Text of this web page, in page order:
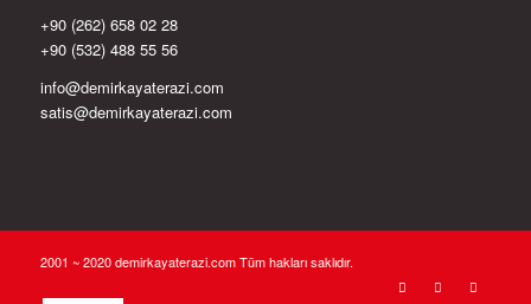
+90 (262) 658 02 28
+90 (532) 488 55 56
info@demirkayaterazi.com
satis@demirkayaterazi.com
2001 ~ 2020 demirkayaterazi.com Tüm hakları saklıdır.